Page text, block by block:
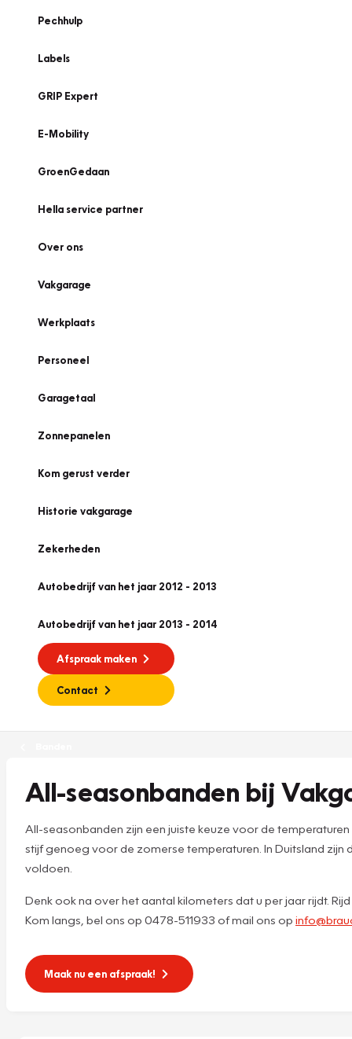
Pechhulp
Labels
GRIP Expert
E-Mobility
GroenGedaan
Hella service partner
Over ons
Vakgarage
Werkplaats
Personeel
Garagetaal
Zonnepanelen
Kom gerust verder
Historie vakgarage
Zekerheden
Autobedrijf van het jaar 2012 - 2013
Autobedrijf van het jaar 2013 - 2014
Afspraak maken
Contact
All-seasonbanden bij
All-seasonbanden zijn een juiste keuze voor de
stijf genoeg voor de zomerse temperaturen. In Duitsland
voldoen.
Denk ook na over het aantal kilometers dat u per jaar rijdt.
Kom langs, bel ons op 0478-511933 of mail ons op
Maak nu een afspraak!